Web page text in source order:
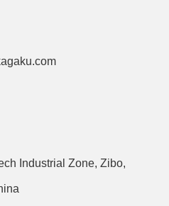
Industrial Zone, Zibo,